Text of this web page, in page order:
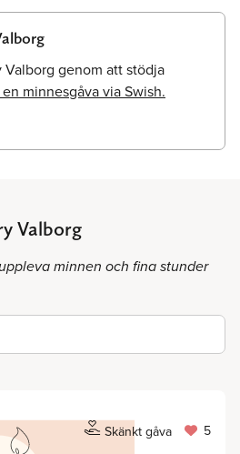
Valborg genom att stödja
minnesgåva via Swish.
Valborg
minnen och fina stunder
Skänkt gåva 5